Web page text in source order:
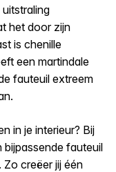
het door zijn
is chenille
een martindale
fauteuil extreem
in je interieur? Bij
bijpassende fauteuil
creëer jij één